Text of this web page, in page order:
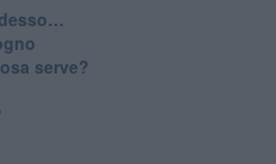
serve?